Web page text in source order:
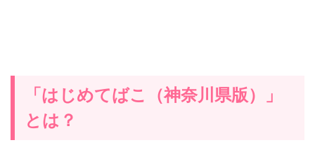
「はじめてばこ（神奈川県版）」
とは？